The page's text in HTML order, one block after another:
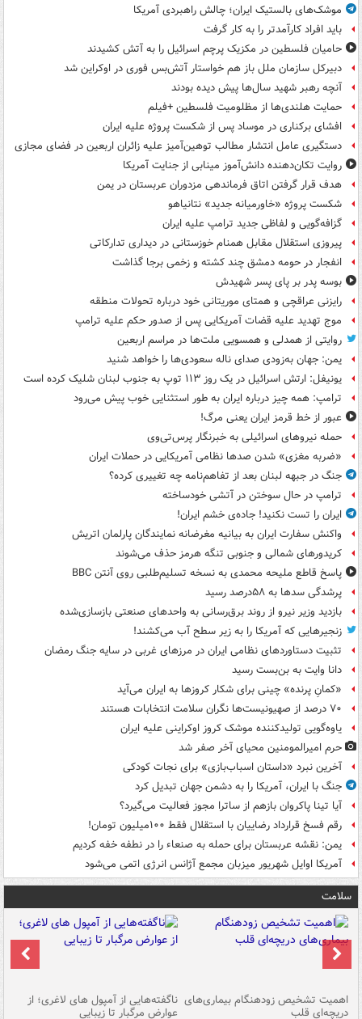
موشک‌های بالستیک ایران؛ چالش راهبردی آمریکا
باید افراد کارآمدتر را به کار گرفت
حامیان فلسطین در مکزیک پرچم اسرائیل را به آتش کشیدند
دبیرکل سازمان ملل باز هم خواستار آتش‌بس فوری در اوکراین شد
آنچه رهبر شهید سال‌ها پیش دیده بودند
حمایت هلندی‌ها از مظلومیت فلسطین +فیلم
افشای برکناری در موساد پس از شکست پروژه علیه ایران
دستگیری عامل انتشار مطالب توهین‌آمیز علیه زائران اربعین در فضای مجازی
روایت تکان‌دهنده دانش‌آموز مینابی از جنایت آمریکا
هدف قرار گرفتن اتاق‌ فرماندهی مزدوران عربستان در یمن
شکست پروژه «خاورمیانه جدید» نتانیاهو
گزافه‌گویی و لفاظی جدید ترامپ علیه ایران
پیروزی استقلال مقابل همنام خوزستانی در دیداری تدارکاتی
انفجار در حومه دمشق چند کشته و زخمی برجا گذاشت
بوسه‌ پدر بر پای پسر شهیدش
رایزنی عراقچی و همتای موریتانی خود درباره تحولات منطقه
موج تهدید علیه قضات آمریکایی پس از صدور حکم علیه ترامپ
روایتی از همدلی و همسویی ملت‌ها در مراسم اربعین
یمن: جهان به‌زودی صدای ناله سعودی‌ها را خواهد شنید
یونیفل: ارتش اسرائیل در یک روز ۱۱۳ توپ به جنوب لبنان شلیک کرده است
ترامپ: همه چیز درباره ایران به طور استثنایی خوب پیش می‌رود
عبور از خط قرمز ایران یعنی مرگ!
حمله نیروهای اسرائیلی به خبرنگار پرس‌تی‌وی
«ضربه مغزی» شدن صدها نظامی آمریکایی در حملات ایران
جنگ در جبهه لبنان بعد از تفاهم‌نامه چه تغییری کرده؟
ترامپ در حال سوختن در آتشی خودساخته
ایران را تست نکنید! جاده‌ی خشم ایران!
واکنش سفارت ایران به بیانیه مغرضانه نمایندگان پارلمان اتریش
کریدورهای شمالی و جنوبی تنگه هرمز حذف می‌شوند
پاسخ قاطع ملیحه محمدی به نسخه تسلیم‌طلبی روی آنتن BBC
پرشدگی سدها به ۵۸درصد رسید
بازدید وزیر نیرو از روند برق‌رسانی به واحدهای صنعتی بازسازی‌شده
زنجیرهایی که آمریکا را به زیر سطح آب می‌کشند!
تثبیت دستاوردهای نظامی ایران در مرزهای غربی در سایه جنگ رمضان
دانا وایت به بن‌بست رسید
«کمانِ پرنده» چینی برای شکار کروزها به ایران می‌آید
۷۰ درصد از صهیونیست‌ها نگران سلامت انتخابات هستند
یاوه‌گویی تولیدکننده موشک کروز اوکراینی علیه ایران
حرم امیرالمومنین محیای آخر صفر شد
آخرین نبرد «داستان اسباب‌بازی» برای نجات کودکی
جنگ با ایران، آمریکا را به دشمن جهان تبدیل کرد
آیا تینا پاکروان بازهم از ساترا مجوز فعالیت می‌گیرد؟
رقم فسخ قرارداد رضاییان با استقلال فقط ۱۰۰میلیون تومان!
یمن: نقشه عربستان برای حمله به صنعاء را در نطفه خفه کردیم
آمریکا اوایل شهریور میزبان مجمع آژانس انرژی اتمی می‌شود
سلامت
اهمیت تشخیص زودهنگام بیماری‌های
دریچه‌ای قلب
ناگفته‌هایی از آمپول های لاغری؛ از
عوارض مرگبار تا زیبایی